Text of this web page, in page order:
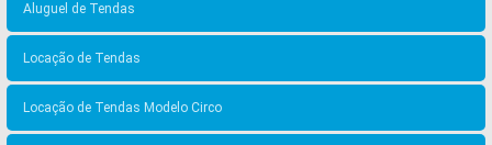
Aluguel de Tendas
Locação de Tendas
Locação de Tendas Modelo Circo